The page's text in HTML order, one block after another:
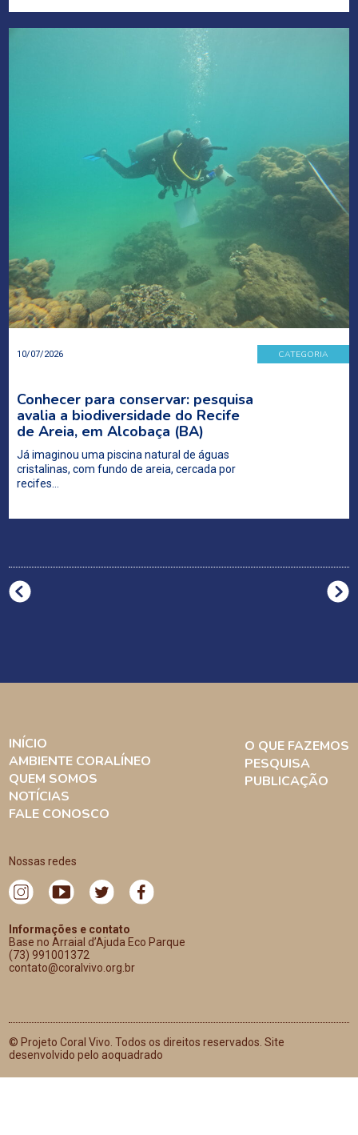
10/07/2026 CATEGORIA
Conhecer para conservar: pesquisa
avalia a biodiversidade do Recife
de Areia, em Alcobaça (BA)
Já imaginou uma piscina natural de águas
cristalinas, com fundo de areia, cercada por
recifes…
INÍCIO
AMBIENTE CORALÍNEO
QUEM SOMOS
NOTÍCIAS
O QUE FAZEMOS
PESQUISA
PUBLICAÇÃO
FALE CONOSCO
Nossas redes
Informações e contato
Base no Arraial d’Ajuda Eco Parque
(73) 991001372
contato@coralvivo.org.br
© Projeto Coral Vivo. Todos os direitos reservados. Site
desenvolvido pelo aoquadrado